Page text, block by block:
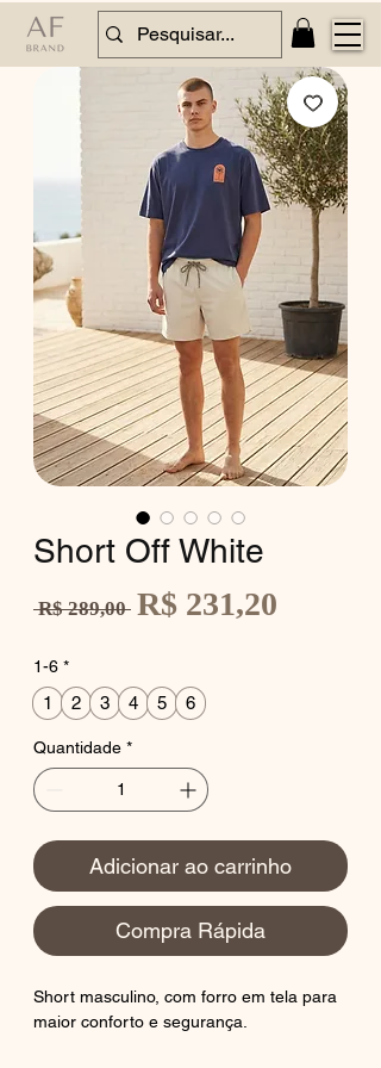
Short Off White
R$ 289,00 Preço
R$ 231,20
1-6 *
1 2 3 4 5 6
Quantidade *
Adicionar ao carrinho
Compra Rápida
Short masculino, com forro em tela para
maior conforto e segurança.